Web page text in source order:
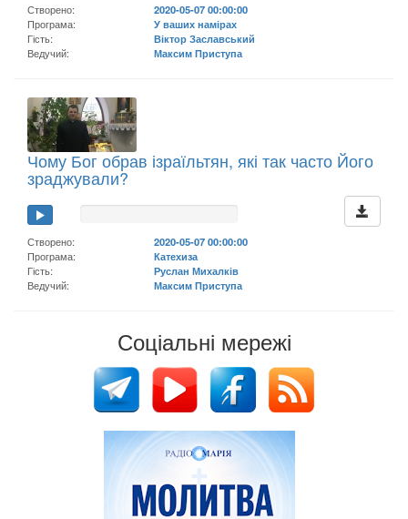
Створено:
2020-05-07 00:00:00
Програма:
У ваших намірах
Гість:
Віктор Заславський
Ведучий:
Максим Приступа
Чому Бог обрав ізраїльтян, які так часто Його
зраджували?
Створено:
2020-05-07 00:00:00
Програма:
Катехиза
Гість:
Руслан Михалків
Ведучий:
Максим Приступа
Соціальні мережі